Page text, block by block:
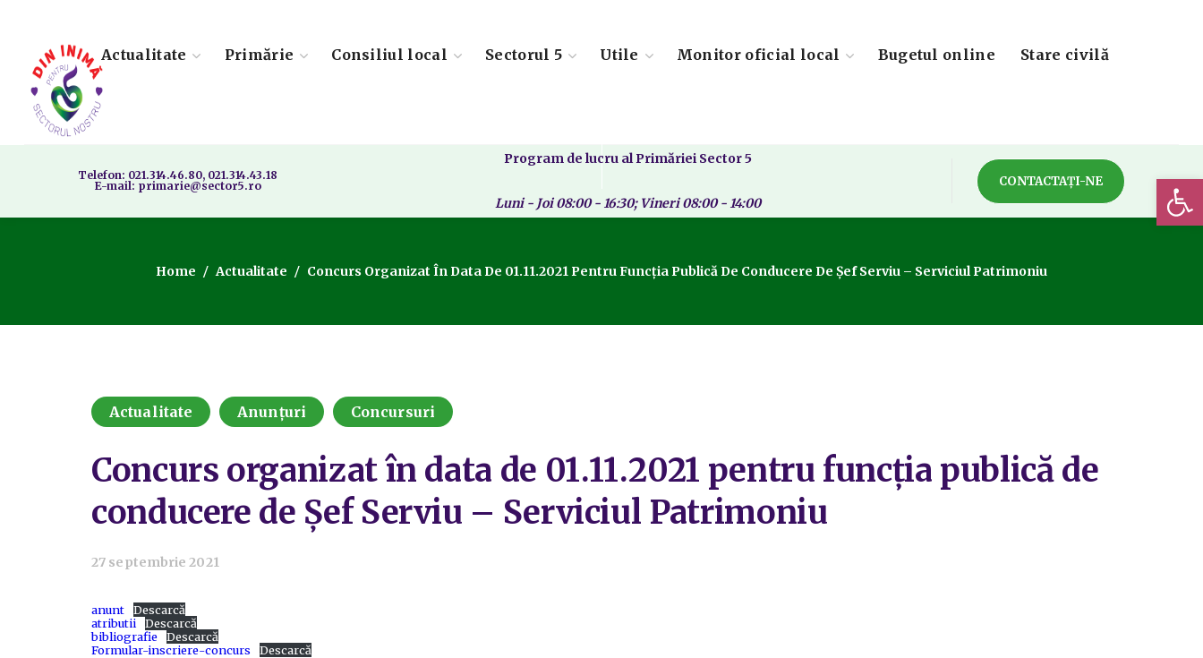
Actualitate Primărie Consiliul local Sectorul 5 Utile Monitor oficial local Bugetul online Stare civilă
Telefon: 021.314.46.80, 021.314.43.18
E-mail: primarie@sector5.ro
Program de lucru al Primăriei Sector 5
Luni - Joi 08:00 - 16:30; Vineri 08:00 - 14:00
CONTACTAȚI-NE
Home Actualitate Concurs Organizat În Data De 01.11.2021 Pentru Funcția Publică De Conducere De Șef Serviu – Serviciul Patrimoniu
Actualitate Anunțuri Concursuri
Concurs organizat în data de 01.11.2021 pentru funcția publică de
conducere de Șef Serviu – Serviciul Patrimoniu
27 septembrie 2021
anunt
Descarcă
atributii
Descarcă
bibliografie
Descarcă
Formular-inscriere-concurs
Descarcă